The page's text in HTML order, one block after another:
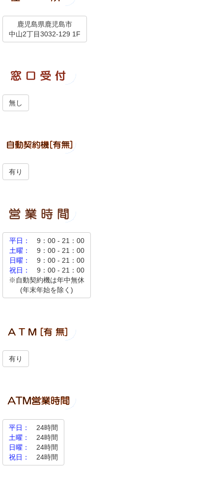
鹿児島県鹿児島市
中山2丁目3032-129 1F
無し
有り
平日：
9：00 - 21：00
土曜：
9：00 - 21：00
日曜：
9：00 - 21：00
祝日：
9：00 - 21：00
※自動契約機は年中無休
(年末年始を除く)
有り
平日：
24時間
土曜：
24時間
日曜：
24時間
祝日：
24時間